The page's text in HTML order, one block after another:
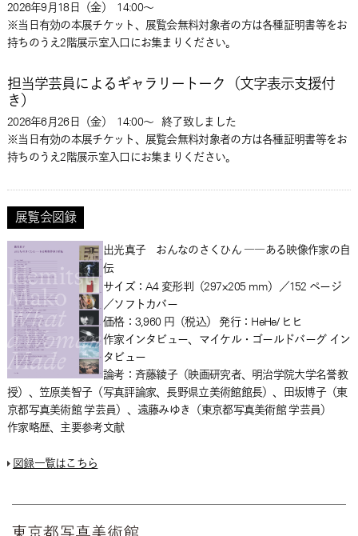
2026年9月18日
（金）
14:00～
※当日有効の本展チケット、展覧会無料対象者の方は各種証明書等をお
持ちのうえ2階展示室入口にお集まりください。
担当学芸員によるギャラリートーク（文字表示支援付
き）
2026年6月26日 （金） 14:00～終了致しました
※当日有効の本展チケット、展覧会無料対象者の方は各種証明書等をお
持ちのうえ2階展示室入口にお集まりください。
展覧会図録
出光真子 おんなのさくひん ――ある映像作家の自
伝
サイズ：A4 変形判（297×205 mm）／152 ページ
／ソフトカバー
価格：3,960 円（税込） 発行：HeHe/ ヒヒ
作家インタビュー、マイケル・ゴールドバーグ イン
タビュー
論考：斉藤綾子（映画研究者、明治学院大学名誉教
授）、笠原美智子（写真評論家、長野県立美術館館長）、田坂博子（東
京都写真美術館 学芸員）、遠藤みゆき（東京都写真美術館 学芸員）
作家略歴、主要参考文献
図録一覧はこちら